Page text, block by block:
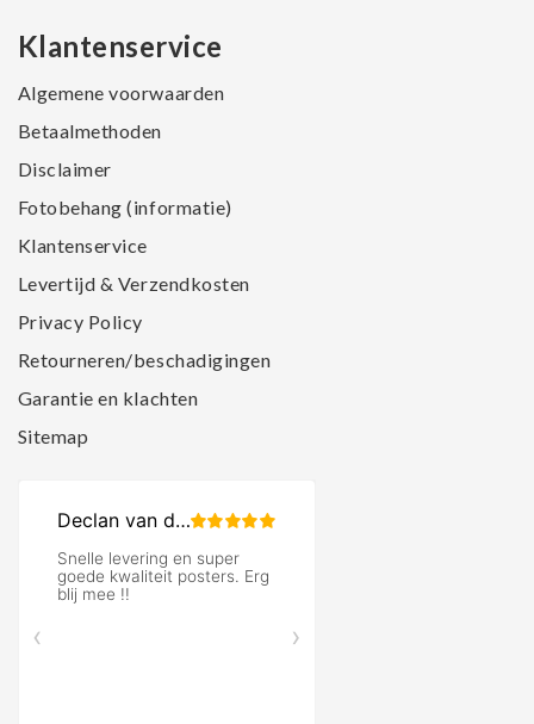
Klantenservice
Algemene voorwaarden
Betaalmethoden
Disclaimer
Fotobehang (informatie)
Klantenservice
Levertijd & Verzendkosten
Privacy Policy
Retourneren/beschadigingen
Garantie en klachten
Sitemap